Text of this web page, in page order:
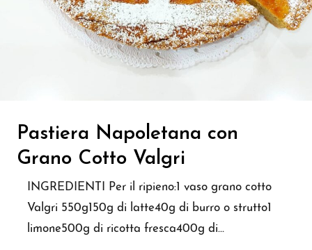
Pastiera Napoletana con
Grano Cotto Valgri
INGREDIENTI Per il ripieno:1 vaso grano cotto
Valgri 550g150g di latte40g di burro o strutto1
limone500g di ricotta fresca400g di…